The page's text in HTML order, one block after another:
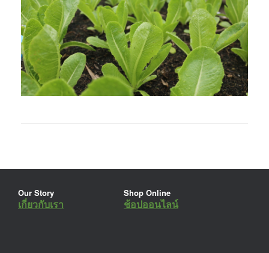
Our Story
เกี่ยวกับเรา
Shop Online
ช้อปออนไลน์